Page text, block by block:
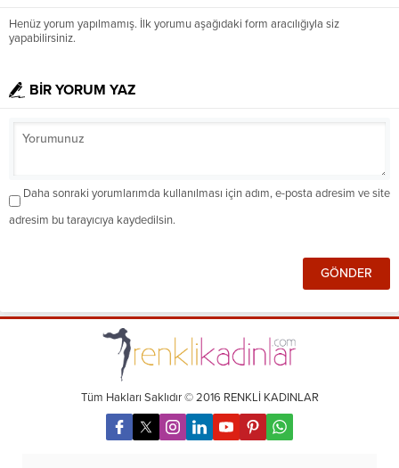
Henüz yorum yapılmamış. İlk yorumu aşağıdaki form aracılığıyla siz
yapabilirsiniz.
BİR YORUM YAZ
Daha sonraki yorumlarımda kullanılması için adım, e-posta adresim ve site
adresim bu tarayıcıya kaydedilsin.
Tüm Hakları Saklıdır © 2016 RENKLİ KADINLAR